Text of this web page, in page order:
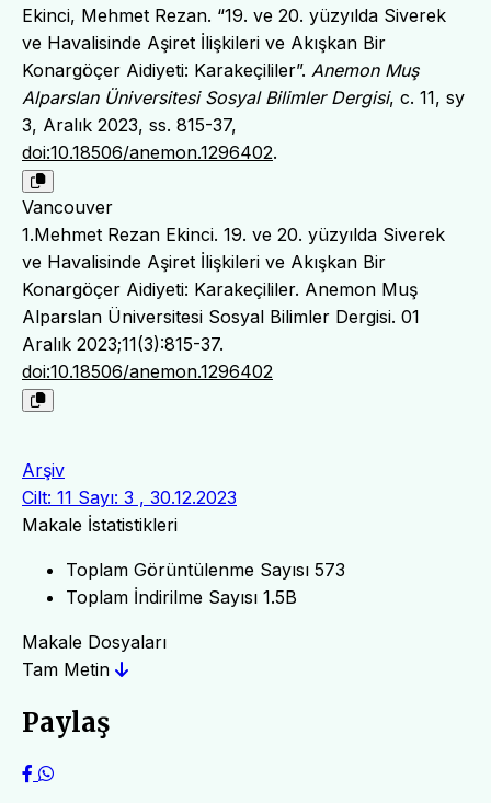
Ekinci, Mehmet Rezan. “19. ve 20. yüzyılda Siverek
ve Havalisinde Aşiret İlişkileri ve Akışkan Bir
Konargöçer Aidiyeti: Karakeçililer”. Anemon Muş
Alparslan Üniversitesi Sosyal Bilimler Dergisi, c. 11, sy
3, Aralık 2023, ss. 815-37,
doi:10.18506/anemon.1296402.
Vancouver
1.Mehmet Rezan Ekinci. 19. ve 20. yüzyılda Siverek
ve Havalisinde Aşiret İlişkileri ve Akışkan Bir
Konargöçer Aidiyeti: Karakeçililer. Anemon Muş
Alparslan Üniversitesi Sosyal Bilimler Dergisi. 01
Aralık 2023;11(3):815-37.
doi:10.18506/anemon.1296402
Arşiv
Cilt: 11 Sayı: 3 , 30.12.2023
Makale İstatistikleri
Toplam Görüntülenme Sayısı 573
Toplam İndirilme Sayısı 1.5B
Makale Dosyaları
Tam Metin
Paylaş